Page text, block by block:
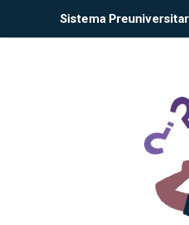
Sistema